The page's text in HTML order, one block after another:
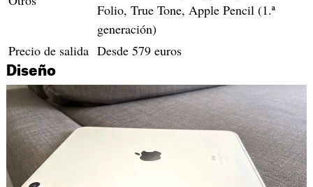
Folio, True Tone, Apple Pencil (1.ª
generación)
Precio de salida Desde 579 euros
Diseño